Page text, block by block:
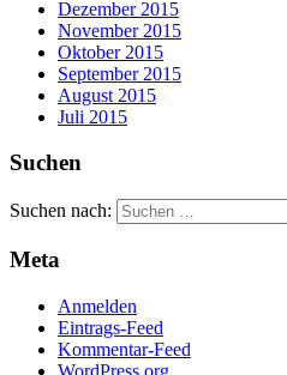
Dezember 2015
November 2015
Oktober 2015
September 2015
August 2015
Juli 2015
Suchen
Suchen nach:
Meta
Anmelden
Eintrags-Feed
Kommentar-Feed
WordPress.org